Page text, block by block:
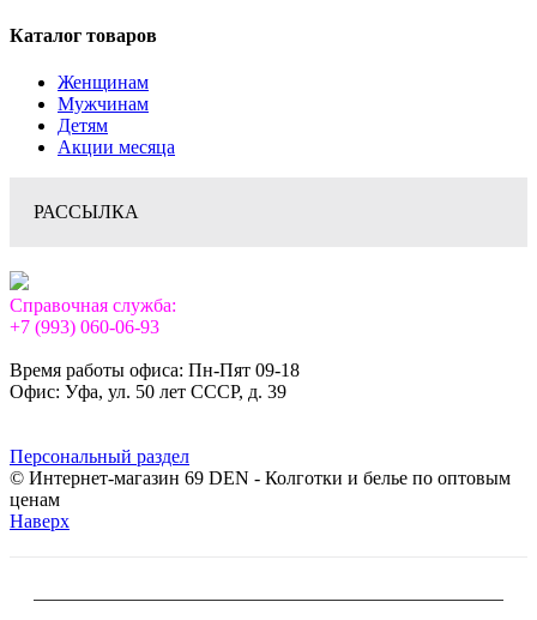
Каталог товаров
Женщинам
Мужчинам
Детям
Акции месяца
РАССЫЛКА
Справочная служба:
+7 (993) 060-06-93
Время работы офиса: Пн-Пят 09-18
Офис: Уфа, ул. 50 лет СССР, д. 39
Персональный раздел
© Интернет-магазин 69 DEN - Колготки и белье по оптовым
ценам
Наверх